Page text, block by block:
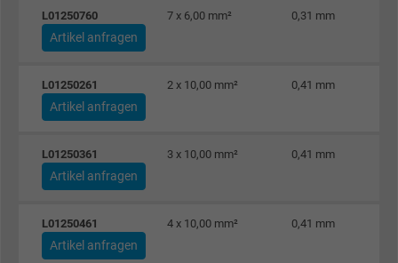
Anzeigenausrichtung und
Anbieter Facebook Ireland Ltd.
Laufzeit 1 Jahr
Cookie von Facebook für Website-Analyse,
L01250760 7 x 6,00 mm² 0,31 mm
Artikel anfragen
L01250261 2 x 10,00 mm² 0,41 mm
Artikel anfragen
L01250361 3 x 10,00 mm² 0,41 mm
Artikel anfragen
L01250461 4 x 10,00 mm² 0,41 mm
Artikel anfragen